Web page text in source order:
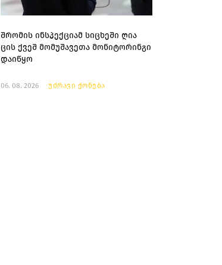
შრომის ინსპექციამ სიცხეში ღია
ცის ქვეშ მომუშავეთა მონიტორინგი
დაიწყო
06. 08. 2026 უძრავი ქონება